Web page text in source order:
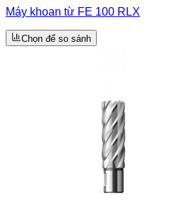
Máy khoan từ FE 100 RLX
Chọn để so sánh